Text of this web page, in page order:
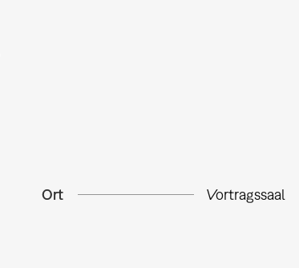
Ort Vortragssaal